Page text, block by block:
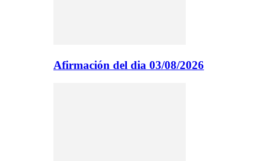
Afirmación del dia 03/08/2026